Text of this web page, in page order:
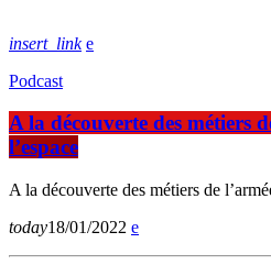
insert_link
Podcast
A la découverte des métiers
l’espace
A la découverte des métiers de
today18/01/2022